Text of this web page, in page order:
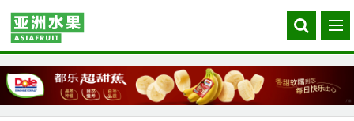
Search
our
菜
单